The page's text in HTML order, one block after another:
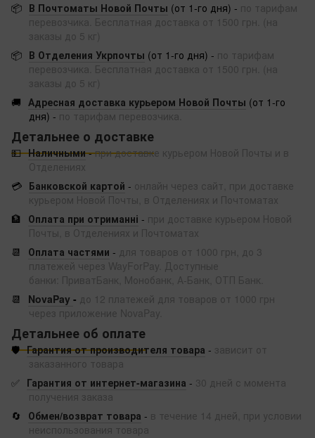
📦 В Почтоматы Новой Почты (от 1-го дня) - по тарифам
перевозчика. Бесплатная доставка от 1500 грн. (на
заказы до 5 кг)
📦 В Отделения Укрпочты (от 1-го дня) - по тарифам
перевозчика. Бесплатная доставка от 1500 грн. (на
заказы до 5 кг)
🚚 Адресная доставка курьером Новой Почты (от 1-го
дня) - по тарифам перевозчика.
Детальнее о доставке
💵 Наличными-при доставке курьером Новой Почты и в
Отделениях
💳 Банковской картой - онлайн через сайт, при доставке
курьером Новой Почты, в Отделениях и Почтоматах
🏦
Оплата при отриманні - при доставке курьером Новой
Почты, в Отделениях и Почтоматах
📆
Оплата частями - для товаров от 1000 грн, до 3
платежей через WayForPay. Доступные
банки: ПриватБанк, Монобанк, А-Банк, ОТП Банк.
📆
NovaPay - до 12 платежей для товаров от 1000 грн
через приложение NovaPay.
Детальнее об оплате
🛡️ Гарантия от производителя товара - зависит от
заказанного товара
✅ Гарантия от интернет-магазина - 30 дней с момента
получения заказа
🔄
Обмен/возврат товара - в течение 14 дней, при условии
неиспользования товара